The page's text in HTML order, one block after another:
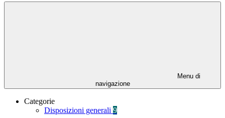
Menu di
navigazione
Categorie
Disposizioni generali 9